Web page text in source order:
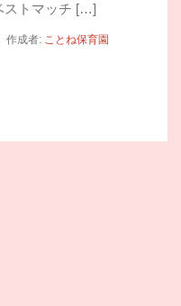
ストマッチ […]
作成者: ことね保育園